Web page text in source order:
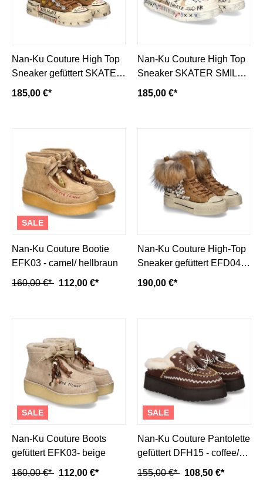
Nan-Ku Couture High Top
Sneaker gefüttert SKATER
SMILEY - camel/hellbraun
185,00 €*
Nan-Ku Couture High Top
Sneaker SKATER SMILEY
- beige/weiß
185,00 €*
SALE
Nan-Ku Couture Bootie
EFK03 - camel/ hellbraun
160,00 €* 112,00 €*
Nan-Ku Couture High-Top
Sneaker gefüttert EFD04C
- caramel/braun
190,00 €*
SALE
Nan-Ku Couture Boots
gefüttert EFK03- beige
160,00 €* 112,00 €*
SALE
Nan-Ku Couture Pantolette
gefüttert DFH15 - coffee/
mittelbraun
155,00 €* 108,50 €*